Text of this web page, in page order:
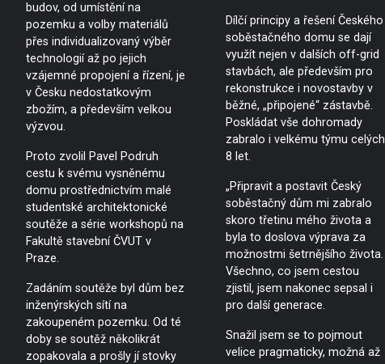
budov, od umístění na
pozemku a volby materiálů
přes individualizovaný výběr
technologií až po jejich
vzájemné propojení a řízení, je
v Česku nedostatkovým
zbožím, a především velkou
výzvou.
Proto zvolil Pavel Podruh
cestu k svému vysněnému
domu prostřednictvím malé
studentské architektonické
soutěže a série workshopů na
Fakultě stavební ČVUT v
Praze.
Zadáním soutěže byl dům bez
inženýrských sítí na
zakoupeném pozemku. Od té
doby se soutěž několikrát
zopakovala a prošly jí stovky
Dílčí principy a řešení Českého
soběstačného domu se dají
využít nejen v dalších off-grid
stavbách, ale především pro
rekonstrukce i novostavby v
běžné, „připojené“ zástavbě.
Poskládat vše dohromady
zabralo i velkému týmu celých
8 let.
„Připravit a postavit Český
soběstačný dům mi zabralo
skoro třetinu mého života a
byla to doslova výprava za
možnostmi šetrnějšího života.
Všechno, co jsem cestou
zjistil, jsem nakonec sepsal i
pro další generace.
Snažil jsem se to pojmout
velice pragmaticky, možná až